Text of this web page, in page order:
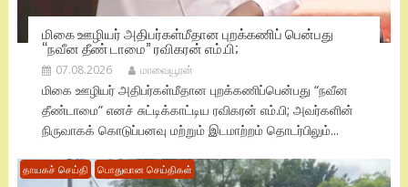
மிகை ஊழியர் அதிபர்கள்மீதான புறக்கணிப் பென்பது
“நவீன தீண் டாமை” ரவிகரன் எம்.பி;
07.08.2026 மாவையூரன்
மிகை ஊழியர் அதிபர்கள்மீதான புறக்கணிப்பென்பது “நவீன
தீண்டாமை” எனச் சுட்டிக்காட்டிய ரவிகரன் எம்.பி; அவர்களின்
நிருவாகக் கொடுப்பனவு மற்றும் இடமாற்றம் தொடர்பிலும்...
தாயகச் செய்தி பொதுவான செய்திகள்